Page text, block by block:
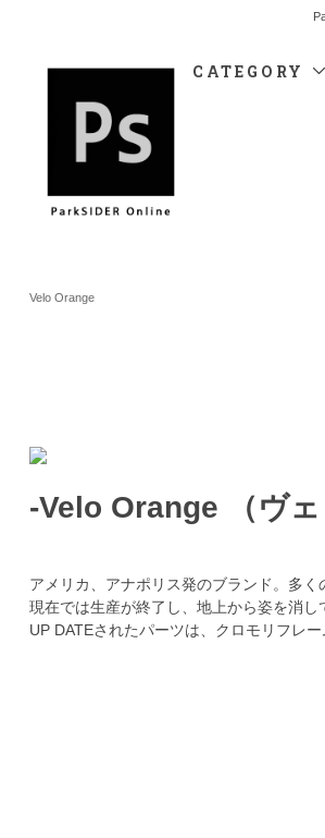
CATEGORY
Velo Orange
-Velo Orange （ヴ
アメリカ、アナポリス発のブランド。多
現在では生産が終了し、地上から姿を消
UP DATEされたパーツは、クロモリフレ